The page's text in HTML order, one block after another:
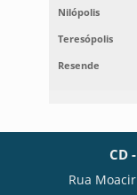
Nilópolis
Teresópolis
Resende
CD
Rua